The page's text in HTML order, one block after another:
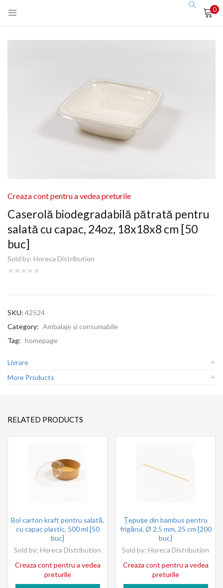
0
Caserolă biodegradabilă pătrată pentru
salată cu capac, 24oz, 18x18x8 cm [50
buc]
Sold by: Horeca Distribution
Creaza cont pentru a vedea preturile
SKU: 42524
Category: Ambalaje si consumabile
Tag: homepage
Livrare
More Products
RELATED PRODUCTS
Bol carton kraft pentru salată,
cu capac plastic, 500 ml [50
buc]
Sold by: Horeca Distribution
Creaza cont pentru a vedea
preturile
Ţepuşe din bambus pentru
frigărui, Ø 2,5 mm, 25 cm [200
buc]
Sold by: Horeca Distribution
Creaza cont pentru a vedea
preturile
Remember me
Login